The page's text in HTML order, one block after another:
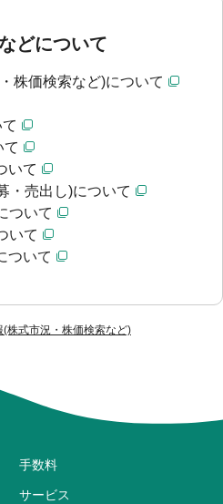
(株式市況・株価検索など)
どについて
株価検索など)について
て
いて
・売出し)について
ついて
いて
ついて
手数料
サービス